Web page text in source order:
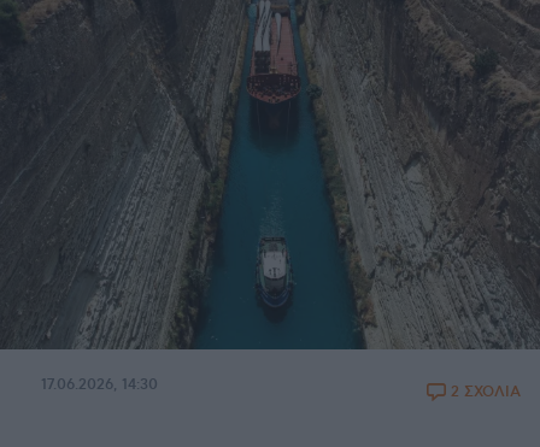
17.06.2026, 14:30 2 ΣΧΟΛΙΑ